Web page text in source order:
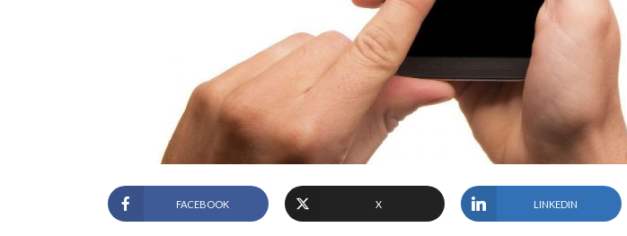
FACEBOOK X LINKEDIN